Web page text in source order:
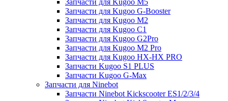
Запчасти для Kugoo M5
Запчасти для Kugoo G-Booster
Запчасти для Kugoo M2
Запчасти для Kugoo C1
Запчасти для Kugoo G2Pro
Запчасти для Kugoo M2 Pro
Запчасти для Kugoo HX-HX PRO
Запчасти Kugoo S1 PLUS
Запчасти Kugoo G-Max
Запчасти для Ninebot
Запчасти Ninebot Kickscooter ES1/2/3/4